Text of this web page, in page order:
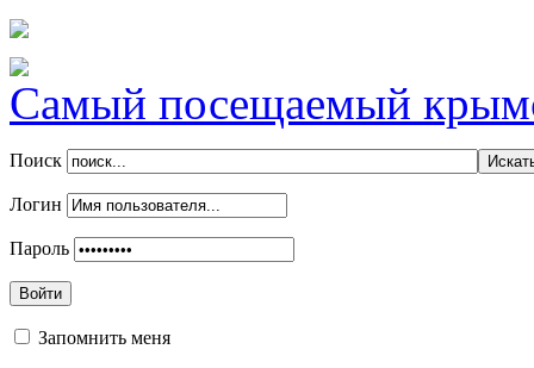
Самый посещаемый
Поиск
Логин
Пароль
Войти
Запомнить меня